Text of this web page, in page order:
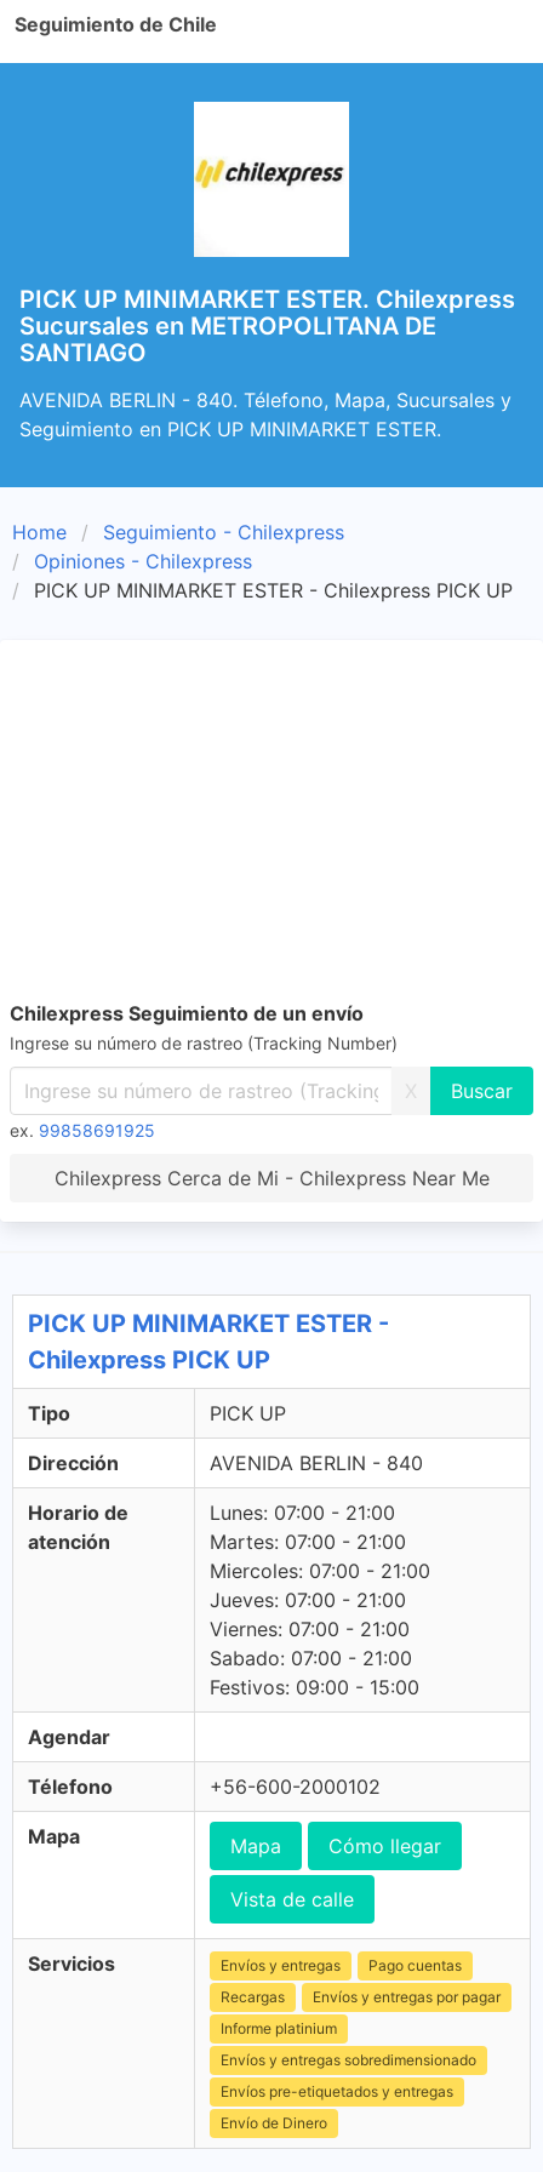
Seguimiento de Chile
PICK UP MINIMARKET ESTER. Chilexpress
Sucursales en METROPOLITANA DE
SANTIAGO
AVENIDA BERLIN - 840. Télefono, Mapa, Sucursales y
Seguimiento en PICK UP MINIMARKET ESTER.
Home
Seguimiento - Chilexpress
Opiniones - Chilexpress
PICK UP MINIMARKET ESTER - Chilexpress PICK UP
Chilexpress Seguimiento de un envío
Ingrese su número de rastreo (Tracking Number)
X
ex. 99858691925
Chilexpress Cerca de Mi - Chilexpress Near Me
PICK UP MINIMARKET ESTER -
Chilexpress PICK UP
Tipo PICK UP
Dirección AVENIDA BERLIN - 840
Horario de
atención
Lunes: 07:00 - 21:00
Martes: 07:00 - 21:00
Miercoles: 07:00 - 21:00
Jueves: 07:00 - 21:00
Viernes: 07:00 - 21:00
Sabado: 07:00 - 21:00
Festivos: 09:00 - 15:00
Agendar
Télefono +56-600-2000102
Mapa Mapa Cómo llegar
Vista de calle
Servicios Envíos y entregas
Pago cuentas
Recargas
Envíos y entregas por pagar
Informe platinium
Envíos y entregas sobredimensionado
Envíos pre-etiquetados y entregas
Envío de Dinero